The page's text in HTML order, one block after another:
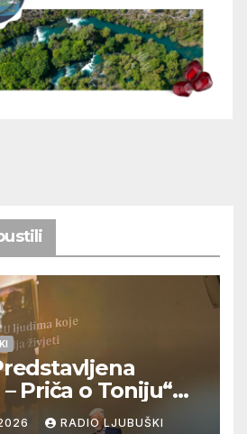
Priča o Toniju“
Hercega
RADIO LJUBUŠKI